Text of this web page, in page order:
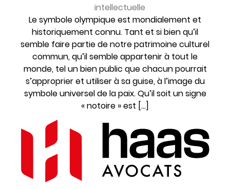
intellectuelle
Le symbole olympique est mondialement et
historiquement connu. Tant et si bien qu’il
semble faire partie de notre patrimoine culturel
commun, qu’il semble appartenir à tout le
monde, tel un bien public que chacun pourrait
s’approprier et utiliser à sa guise, à l’image du
symbole universel de la paix. Qu’il soit un signe
« notoire » est […]